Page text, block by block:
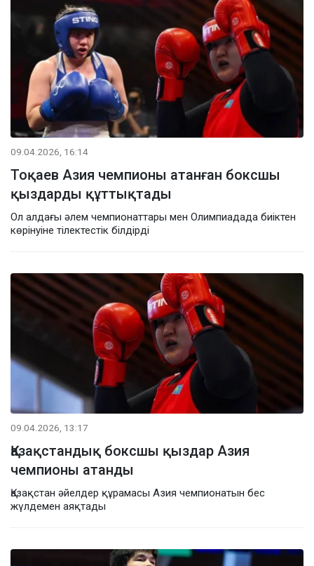
09.04.2026, 16:14
Тоқаев Азия чемпионы атанған боксшы
қыздарды құттықтады
Ол алдағы әлем чемпионаттары мен Олимпиадада биіктен
көрінуіне тілектестік білдірді
09.04.2026, 13:17
Қазақстандық боксшы қыздар Азия
чемпионы атанды
Қазақстан әйелдер құрамасы Азия чемпионатын бес
жүлдемен аяқтады